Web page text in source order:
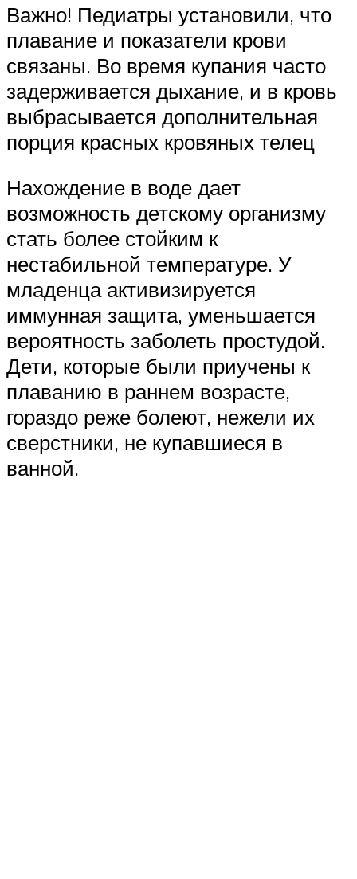
Важно! Педиатры установили, что
плавание и показатели крови
связаны. Во время купания часто
задерживается дыхание, и в кровь
выбрасывается дополнительная
порция красных кровяных телец
Нахождение в воде дает
возможность детскому организму
стать более стойким к
нестабильной температуре. У
младенца активизируется
иммунная защита, уменьшается
вероятность заболеть простудой.
Дети, которые были приучены к
плаванию в раннем возрасте,
гораздо реже болеют, нежели их
сверстники, не купавшиеся в
ванной.